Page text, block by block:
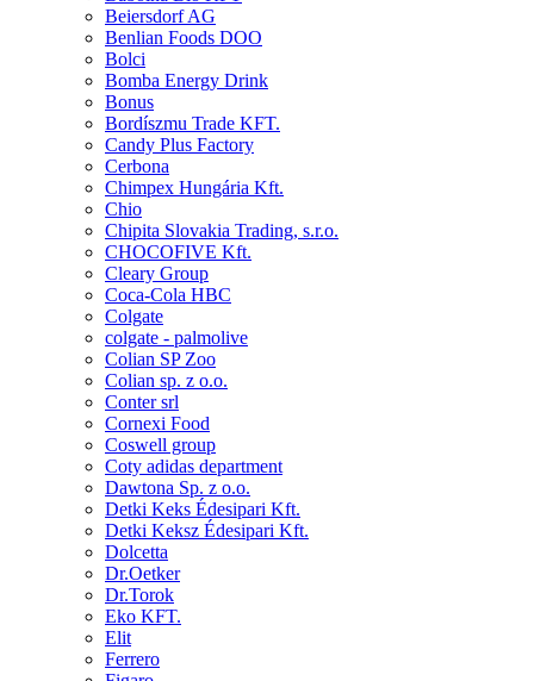
Beiersdorf AG
Benlian Foods DOO
Bolci
Bomba Energy Drink
Bonus
Bordíszmu Trade KFT.
Candy Plus Factory
Cerbona
Chimpex Hungária Kft.
Chio
Chipita Slovakia Trading, s.r.o.
CHOCOFIVE Kft.
Cleary Group
Coca-Cola HBC
Colgate
colgate - palmolive
Colian SP Zoo
Colian sp. z o.o.
Conter srl
Cornexi Food
Coswell group
Coty adidas department
Dawtona Sp. z o.o.
Detki Keks Édesipari Kft.
Detki Keksz Édesipari Kft.
Dolcetta
Dr.Oetker
Dr.Torok
Eko KFT.
Elit
Ferrero